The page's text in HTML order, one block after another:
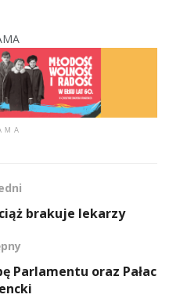
brakuje lekarzy
Parlamentu oraz Pałac